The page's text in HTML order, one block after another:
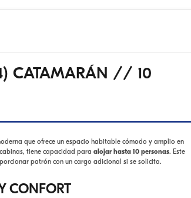
CATAMARÁN // 10
que ofrece un espacio habitable cómodo y amplio en
tiene capacidad para alojar hasta 10 personas. Este
patrón con un cargo adicional si se solicita.
CONFORT